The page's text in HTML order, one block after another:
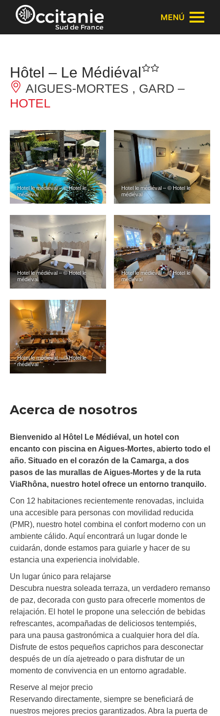
Panel de gestión de cookies
MENÚ
Hôtel – Le Médiéval
AIGUES-MORTES , GARD –
HOTEL
Hotel le médiéval – © Hotel le
médiéval
Hotel le médiéval – © Hotel le
médiéval
Hotel le médiéval – © Hotel le
médiéval
Hotel le médiéval – © Hotel le
médiéval
Hotel le médiéval – © Hotel le
médiéval
Acerca de nosotros
Bienvenido al Hôtel Le Médiéval, un hotel con
encanto con piscina en Aigues-Mortes, abierto todo el
año. Situado en el corazón de la Camarga, a dos
pasos de las murallas de Aigues-Mortes y de la ruta
ViaRhôna, nuestro hotel ofrece un entorno tranquilo.
Con 12 habitaciones recientemente renovadas, incluida
una accesible para personas con movilidad reducida
(PMR), nuestro hotel combina el confort moderno con un
ambiente cálido. Aquí encontrará un lugar donde le
cuidarán, donde estamos para guiarle y hacer de su
estancia una experiencia inolvidable.
Un lugar único para relajarse
Descubra nuestra soleada terraza, un verdadero remanso
de paz, decorada con gusto para ofrecerle momentos de
relajación. El hotel le propone una selección de bebidas
refrescantes, acompañadas de deliciosos tentempiés,
para una pausa gastronómica a cualquier hora del día.
Disfrute de estos pequeños caprichos para desconectar
después de un día ajetreado o para disfrutar de un
momento de convivencia en un entorno agradable.
Reserve al mejor precio
Reservando directamente, siempre se beneficiará de
nuestros mejores precios garantizados. Abra la puerta de